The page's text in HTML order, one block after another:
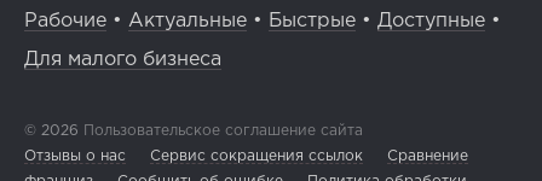
Рабочие • Актуальные • Быстрые • Доступные •
Для малого бизнеса
© 2026 Пользовательское соглашение сайта
Отзывы о нас
Сервис сокращения ссылок
Сравнение